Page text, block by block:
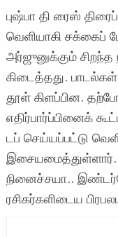
புஷ்பா தி ரைஸ்
வெளியாகி சக்கைப்
அர்ஜுனுக்கும் சிறந்த
கிடைத்தது.
தூள் கிளப்பின.
எதிர்பார்ப்பினைக்
டப் செய்யப்பட்டு
நினைச்சயா..
ரசிகர்களிடைய